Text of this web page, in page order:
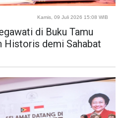
Kamis, 09 Juli 2026 15:08 WIB
di Buku Tamu
Historis demi Sahabat